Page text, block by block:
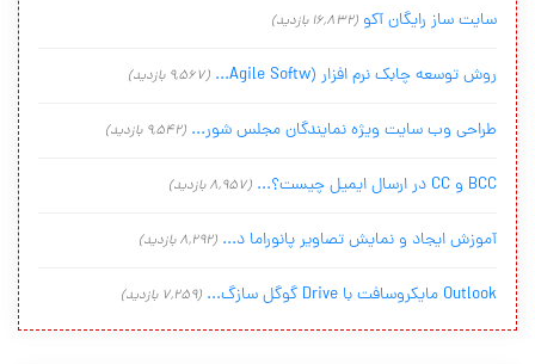
سایت ساز رایگان آکو (16,832 بازدید)
روش توسعه چابک نرم افزار (Agile Softw... (9,567 بازدید)
طراحی وب سایت ویژه نمایندگان مجلس شور... (9,542 بازدید)
BCC و CC در ارسال ایمیل چیست؟... (8,957 بازدید)
آموزش ایجاد و نمایش تصاویر پانوراما د... (8,292 بازدید)
Outlook مایکروسافت با Drive گوگل سازگ... (7,259 بازدید)